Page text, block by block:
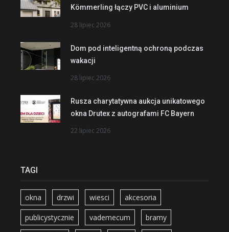
Kömmerling łączy PVC i aluminium
28 lipiec 2026
Dom pod inteligentną ochroną podczas
wakacji
28 lipiec 2026
Rusza charytatywna aukcja unikatowego
okna Drutex z autografami FC Bayern
22 lipiec 2026
TAGI
okna drzwi wiesci akcesoria
publicystycznie vademecum bramy